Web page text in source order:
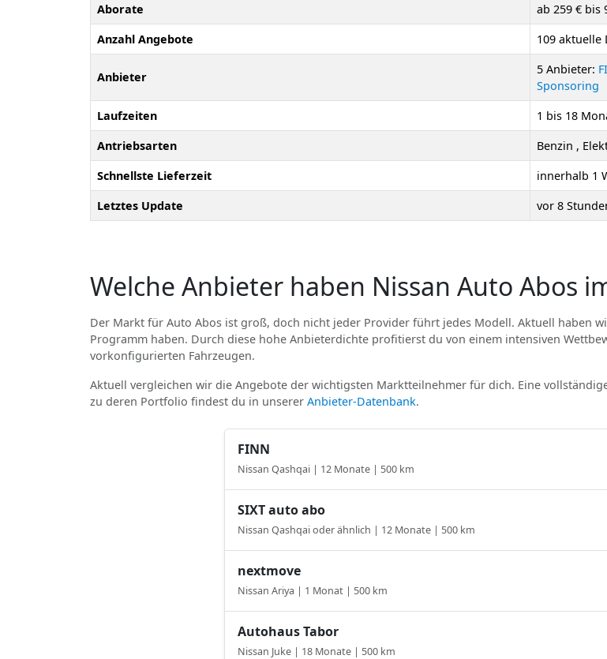
Aborate
ab 259 € bis
Anzahl Angebote
109 aktuelle
Anbieter
5 Anbieter:
Sponsoring
Laufzeiten
1 bis 18
Antriebsarten
Benzin ,
Schnellste Lieferzeit
innerhalb 1
Letztes Update
vor 8
Welche Anbieter haben Nissan Auto Abos
Der Markt für Auto Abos ist groß, doch nicht jeder Provider führt jedes Modell. Aktuell haben
Programm haben. Durch diese hohe Anbieterdichte profitierst du von einem intensiven
vorkonfigurierten Fahrzeugen.
Aktuell vergleichen wir die Angebote der wichtigsten Marktteilnehmer für dich. Eine
zu deren Portfolio findest du in unserer Anbieter-Datenbank.
FINN
Nissan Qashqai | 12 Monate | 500 km
SIXT auto abo
Nissan Qashqai oder ähnlich | 12 Monate | 500 km
nextmove
Nissan Ariya | 1 Monat | 500 km
Autohaus Tabor
Nissan Juke | 18 Monate | 500 km